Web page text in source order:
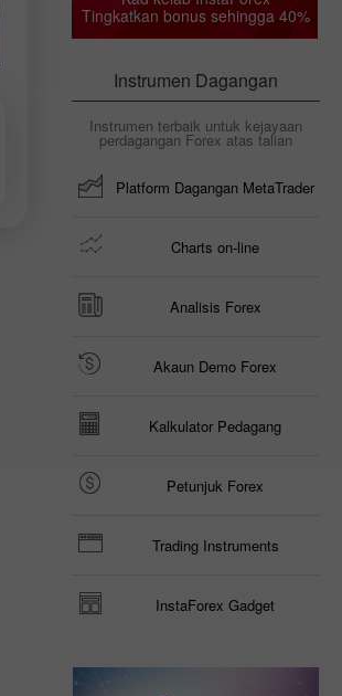
Tingkatkan bonus sehingga 40%
Instrumen Dagangan
Instrumen terbaik untuk kejayaan
perdagangan Forex atas talian
Platform Dagangan MetaTrader
Charts on-line
Analisis Forex
Akaun Demo Forex
Kalkulator Pedagang
Petunjuk Forex
Trading Instruments
InstaForex Gadget